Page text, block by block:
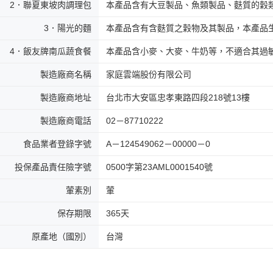
2．聯夏東坡肉調理包 本產品含有大豆製品、魚類製品、麩質的穀
3．陽光的麵 本產品含有含麩質之穀物及其製品，本產品
4．飯友牌南瓜蔬食餐 本產品含小麥、大麥、牛奶等，不適合其過
製造廠商名稱 家庭雲端股份有限公司
製造廠商地址 台北市大安區忠孝東路四段218號13樓
製造廠商電話 02－87710222
食品業者登錄字號 A－124549062－00000－0
投保產品責任險字號 0500字第23AML0001540號
葷素別 葷
保存期限 365天
原產地（國別） 台灣